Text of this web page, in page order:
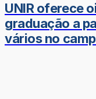
UNIR oferece
graduação a
vários no